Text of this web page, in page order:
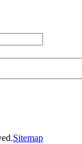
Sitemap